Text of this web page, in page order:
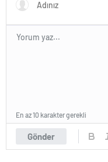
Gönder
En az 10 karakter gerekli